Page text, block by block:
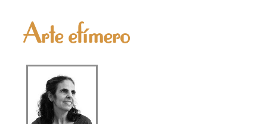
Arte efímero